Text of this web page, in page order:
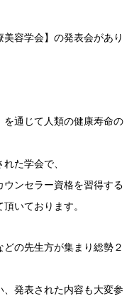
容学会】の発表会があり
を通じて人類の健康寿命の
た学会で、
ンセラー資格を習得する
いております。
の先生方が集まり総勢２
発表された内容も大変参